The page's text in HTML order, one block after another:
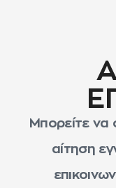
Μπορείτε να
αίτηση